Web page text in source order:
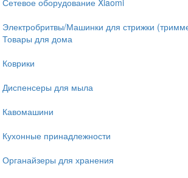
Сетевое оборудование Xiaomi
Электробритвы/Машинки для стрижки
Товары для дома
Коврики
Диспенсеры для мыла
Кавомашини
Кухонные принадлежности
Органайзеры для хранения